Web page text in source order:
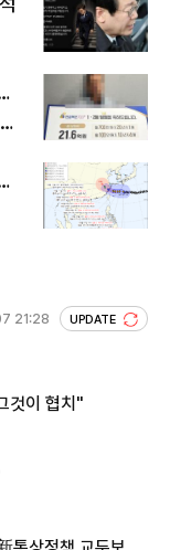
21:28 UPDATE
것이 협치"